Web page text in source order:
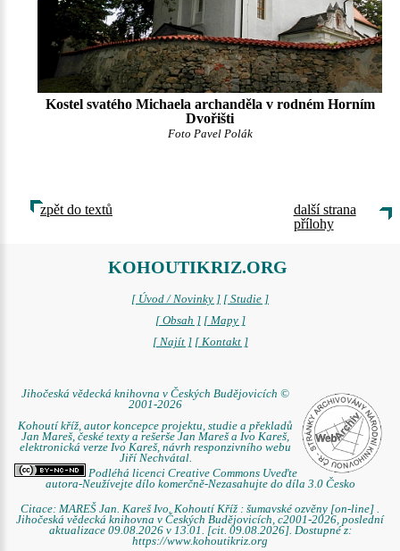
Kostel svatého Michaela archanděla v rodném Horním
Dvořišti
Foto Pavel Polák
zpět do textů
další strana
přílohy
KOHOUTIKRIZ.ORG
[ Úvod / Novinky ] [ Studie ]
[ Obsah ] [ Mapy ]
[ Najít ] [ Kontakt ]
Jihočeská vědecká knihovna v Českých Budějovicích ©
2001-2026
Kohoutí kříž, autor koncepce projektu, studie a překladů
Jan Mareš, české texty a rešerše Jan Mareš a Ivo Kareš,
elektronická verze Ivo Kareš, návrh responzivního webu
Jiří Nechvátal.
Podléhá licenci Creative Commons Uveďte
autora-Neužívejte dílo komerčně-Nezasahujte do díla 3.0 Česko
Citace: MAREŠ Jan. Kareš Ivo. Kohoutí Kříž : šumavské ozvěny [on-line] .
Jihočeská vědecká knihovna v Českých Budějovicích, c2001-2026, poslední
aktualizace 09.08.2026 v 13.01. [cit. 09.08.2026]. Dostupné z:
https://www.kohoutikriz.org